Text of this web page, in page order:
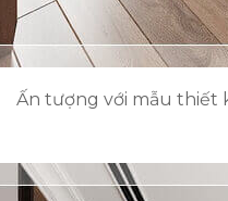
Ấn tượng với mẫu thiết